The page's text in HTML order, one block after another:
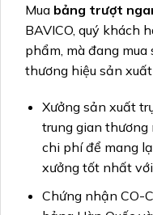
Mua bảng trượt
BAVICO, quý khách
phẩm, mà đang
thương hiệu sản xuất
Xưởng sản xuất
trung gian thương
chi phí để mang
xưởng tốt nhất
Chứng nhận CO-